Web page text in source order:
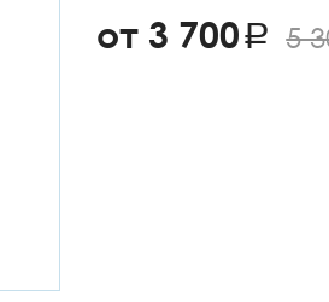
от 3 700 5